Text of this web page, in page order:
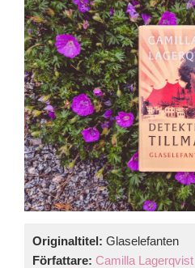
Originaltitel: Glaselefanten
Författare: Camilla Lagerqvist